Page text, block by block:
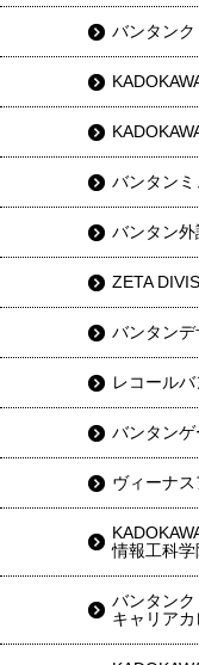
バンタン
バンタン
バンタン
ZETA
バンタン
レコール
バンタン
ヴィーナ
情報工科
バンタン
キャリアカ